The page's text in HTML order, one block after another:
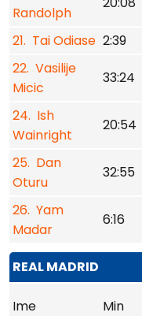
Randolph
21. Tai Odiase 2:39
22. Vasilije
Micic
33:24
24. Ish
Wainright
20:54
25. Dan
Oturu
32:55
26. Yam
Madar
6:16
REAL MADRID
Ime Min